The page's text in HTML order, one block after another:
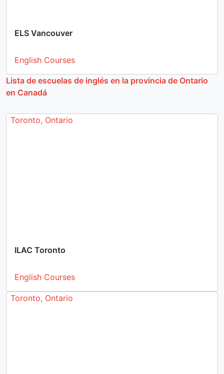
ELS Vancouver
English Courses
Lista de escuelas de inglés en la provincia de Ontario
en Canadá
Toronto, Ontario
ILAC Toronto
English Courses
Toronto, Ontario